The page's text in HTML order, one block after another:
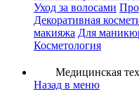
Уход за волосами
Декоративная
макияжа Для
Косметология
Медицинская
Назад в меню